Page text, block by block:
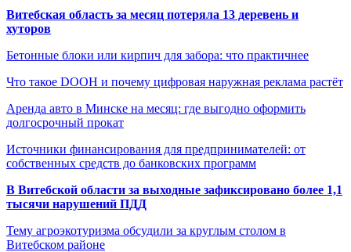
Витебская область за месяц потеряла 13 деревень и
хуторов
Бетонные блоки или кирпич для забора: что практичнее
Что такое DOOH и почему цифровая наружная реклама растёт
Аренда авто в Минске на месяц: где выгодно оформить
долгосрочный прокат
Источники финансирования для предпринимателей: от
собственных средств до банковских программ
В Витебской области за выходные зафиксировано более 1,1
тысячи нарушений ПДД
Тему агроэкотуризма обсудили за круглым столом в
Витебском районе